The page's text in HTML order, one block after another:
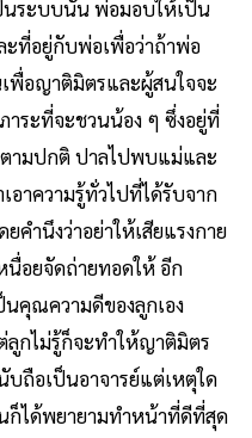
นระบบนั้น พ่อมอบให้เป็น
ที่อยู่กับพ่อเพื่อว่าถ้าพ่อ
พื่อญาติมิตรและผู้สนใจจะ
ระที่จะชวนน้อง ๆ ซึ่งอยู่ที่
ามปกติ ปาลไปพบแม่และ
อาความรู้ทั่วไปที่ได้รับจาก
านึงว่าอย่าให้เสียแรงกาย
นื่อยจัดถ่ายทอดให้ อีก
นคุณความดีของลูกเอง
ลูกไม่รู้ก็จะทําให้ญาติมิตร
บถือเป็นอาจารย์แต่เหตุใด
ก็ได้พยายามทําหน้าที่ดีที่สุด